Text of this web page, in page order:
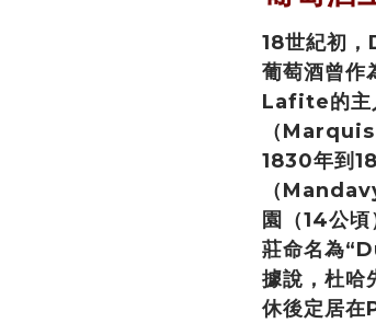
18世紀初
葡萄酒曾作
Lafite的主
（
1830年到
（
園（14公
莊命名為
據說，杜哈
休後定居